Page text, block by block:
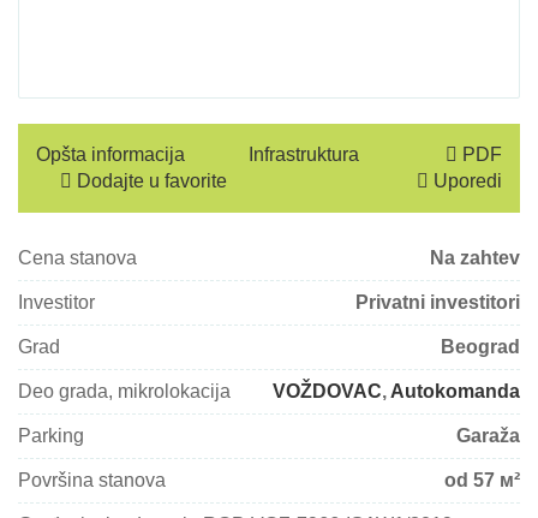
Opšta informacija Infrastruktura
PDF
Dodajte u favorite
Uporedi
Cena stanova Na zahtev
Investitor Privatni investitori
Grad Beograd
Deo grada, mikrolokacija VOŽDOVAC, Autokomanda
Parking Garaža
Površina stanova od 57 м²